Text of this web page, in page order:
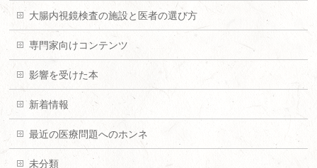
大腸内視鏡検査の施設と医者の選び方
専門家向けコンテンツ
影響を受けた本
新着情報
最近の医療問題へのホンネ
未分類